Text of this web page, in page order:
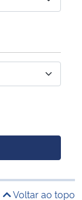
Voltar ao topo